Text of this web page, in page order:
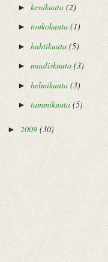
► kesäkuuta (2)
► toukokuuta (1)
► huhtikuuta (5)
► maaliskuuta (3)
► helmikuuta (3)
► tammikuuta (5)
► 2009 (30)